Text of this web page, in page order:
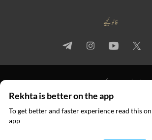
فالو کیجیے
© 2026 Rekhta™ Foundation. All rights
Rekhta is better on the app
To get better and faster experience read this
app